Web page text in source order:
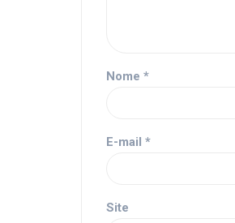
Nome *
E-mail *
Site